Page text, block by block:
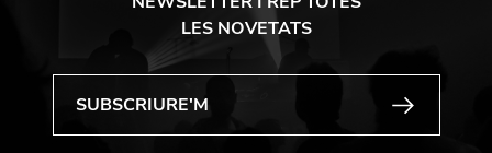
LES NOVETATS